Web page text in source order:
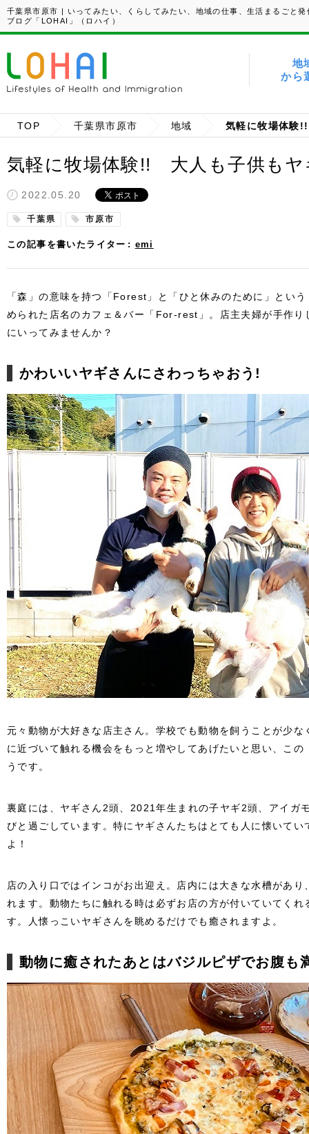
千葉県市原市 | いってみたい、くらしてみたい、地域の仕事、生活まるごと発
ブログ「LOHAI」（ロハイ）
地
から
TOP 千葉県市原市 地域
気軽に牧場体験!! 大人も子供も
2022.05.20
千葉県 市原市
この記事を書いたライター emi
「森」の意味を持つ「Forest」と「ひと休みのために」とい
められた店名のカフェ＆バー「For-rest」。店主夫婦が手作り
にいってみませんか？
かわいいヤギさんにさわっちゃおう!
元々動物が大好きな店主さん。学校でも動物を飼うことが少
に近づいて触れる機会をもっと増やしてあげたいと思い、こ
うです。
裏庭には、ヤギさん2頭、2021年生まれの子ヤギ2頭、アイガ
びと過ごしています。特にヤギさんたちはとても人に懐いて
よ！
店の入り口ではインコがお出迎え。店内には大きな水槽があ
れます。動物たちに触れる時は必ずお店の方が付いていてく
す。人懐っこいヤギさんを眺めるだけでも癒されますよ。
動物に癒されたあとはバジルピザでお腹も